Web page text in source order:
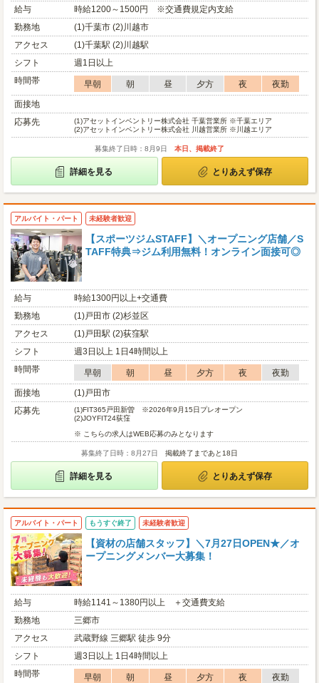
給与
時給1200～1500円 ※交通費規定内支給
勤務地
(1)千葉市 (2)川越市
アクセス
(1)千葉駅 (2)川越駅
シフト
週1日以上
時間帯
早朝 朝 昼 夕方 夜
夜勤
面接地
応募先
(1)アセットインベントリー株式会社 千葉営業所 ※千葉エリア
(2)アセットインベントリー株式会社 川越営業所 ※川越エリア
募集終了日時：8月9日 本日、掲載終了
詳細を見る とりあえず保存
アルバイト・パート 未経験者歓迎
【スポーツジムSTAFF】＼オープニング店舗／S
TAFF特典⇒ジム利用無料！オンライン面接可◎
給与
時給1300円以上+交通費
勤務地
(1)戸田市 (2)杉並区
アクセス
(1)戸田駅 (2)荻窪駅
シフト
週3日以上 1日4時間以上
時間帯
早朝 朝 昼 夕方 夜
夜勤
面接地
(1)戸田市
応募先
(1)FIT365戸田新曽 ※2026年9月15日プレオープン
(2)JOYFIT24荻窪
※ こちらの求人はWEB応募のみとなります
募集終了日時：8月27日 掲載終了まであと18日
詳細を見る とりあえず保存
アルバイト・パート もうすぐ終了 未経験者歓迎
【資材の店舗スタッフ】＼7月27日OPEN★／オ
ープニングメンバー大募集！
給与
時給1141～1380円以上 ＋交通費支給
勤務地
三郷市
アクセス
武蔵野線 三郷駅 徒歩 9分
シフト
週3日以上 1日4時間以上
時間帯
早朝 朝 昼 夕方 夜
夜勤